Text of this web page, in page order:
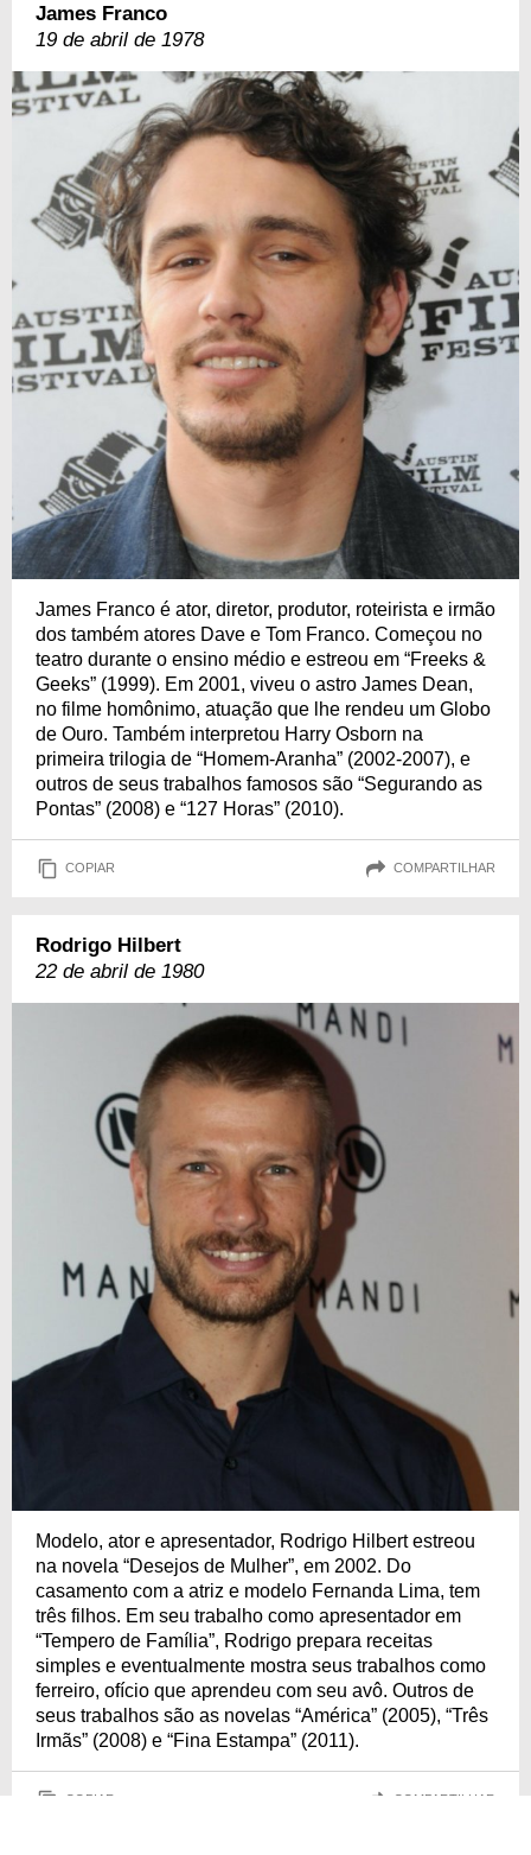
James Franco
19 de abril de 1978
James Franco é ator, diretor, produtor, roteirista e irmão
dos também atores Dave e Tom Franco. Começou no
teatro durante o ensino médio e estreou em “Freeks &
Geeks” (1999). Em 2001, viveu o astro James Dean,
no filme homônimo, atuação que lhe rendeu um Globo
de Ouro. Também interpretou Harry Osborn na
primeira trilogia de “Homem-Aranha” (2002-2007), e
outros de seus trabalhos famosos são “Segurando as
Pontas” (2008) e “127 Horas” (2010).
COPIAR COMPARTILHAR
Rodrigo Hilbert
22 de abril de 1980
Modelo, ator e apresentador, Rodrigo Hilbert estreou
na novela “Desejos de Mulher”, em 2002. Do
casamento com a atriz e modelo Fernanda Lima, tem
três filhos. Em seu trabalho como apresentador em
“Tempero de Família”, Rodrigo prepara receitas
simples e eventualmente mostra seus trabalhos como
ferreiro, ofício que aprendeu com seu avô. Outros de
seus trabalhos são as novelas “América” (2005), “Três
Irmãs” (2008) e “Fina Estampa” (2011).
COPIAR COMPARTILHAR